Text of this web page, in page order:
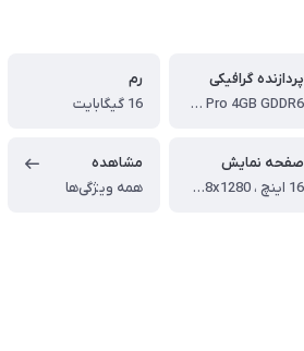
پردازنده گرافیکی
AMD Radeon Pro 4GB GDDR6
رم
16 گیگابایت
صفحه نمایش
16 اینچ ، LED‑backlit IPS ، 2048x1280
مشاهده
همه ویژگی‌ها